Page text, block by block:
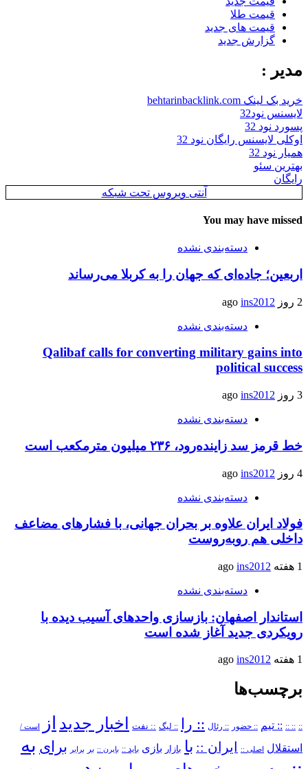
قیمت طلا
قیمت های جدید
گزارش جدید
مدیر :
خرید بک لینک behtarinbacklink.com
لایسنس نود32
پسورد نود 32
اوکلی لایسنس رایگان نود 32
همیار نود 32
بهترین سئو
رایگان
آنتی ویروس تحت شبکه
You may have missed
دسته‌بندی نشده
اربعین؛ جاده‌ای که جهان را به کربلا می‌رساند
2 روز ago ins2012
دسته‌بندی نشده
Qalibaf calls for converting military gains into
political success
3 روز ago ins2012
دسته‌بندی نشده
خط قرمز سد زاینده‌رود، ۲۳۶ میلیون مترمکعب است
4 روز ago ins2012
دسته‌بندی نشده
فولاد ایران علاوه بر بحران جهانی، با فشارهای مضاعف
داخلی هم روبه‌روست
1 هفته ago ins2012
دسته‌بندی نشده
استاندار اصفهان: بازسازی واحدهای آسیب دیده با
رویکردی جدید آغاز شده است
1 هفته ago ins2012
برچسب‌ها
::
:: :: :: تیم :: حضور :: رئال :: را :: لیگ :: نفت اخبار جدید از است /
استقلال اصلی :: ایران :: با بازار بازی باید :: بایرن :: بر برابر برای به